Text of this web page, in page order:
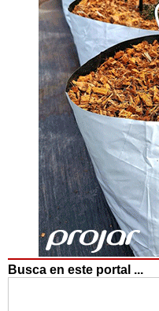
Busca en este portal ...